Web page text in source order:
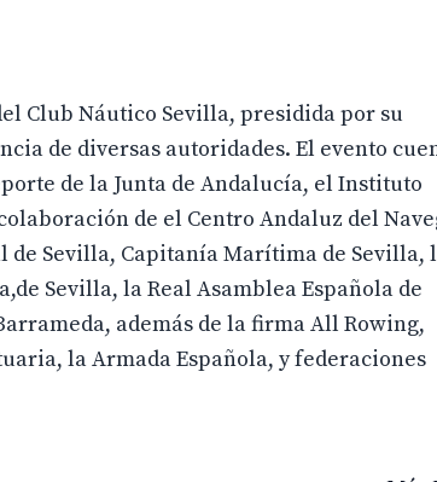
Club Náutico Sevilla, presidida por su
de diversas autoridades. El evento
de la Junta de Andalucía, el Instituto
de el Centro Andaluz del
Sevilla, Capitanía Marítima de Sevilla,
Sevilla, la Real Asamblea Española de
además de la firma All Rowing,
la Armada Española, y federaciones